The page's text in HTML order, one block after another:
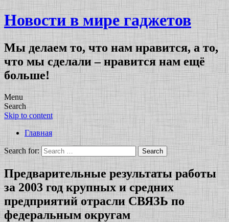
Новости в мире гаджетов
Мы делаем то, что нам нравится, а то,
что мы сделали – нравится нам ещё
больше!
Menu
Search
Skip to content
Главная
Search for:
Предварительные результаты работы
за 2003 год крупных и средних
предприятий отрасли СВЯЗЬ по
федеральным округам